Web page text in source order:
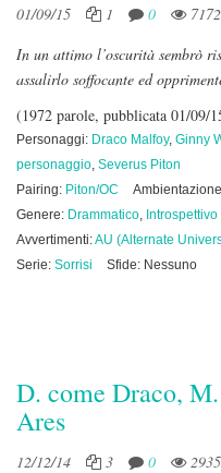
01/09/15 1 0 7172
In un attimo l’oscurità sembrò
assalirlo soffocante ed
(1972 parole, pubblicata 01/09/
Personaggi: Draco Malfoy, Ginny
personaggio, Severus Piton
Pairing: Piton/OC
Genere: Drammatico, Introspettivo
Avvertimenti:AU (Alternate
Serie: Sorrisi Sfide: Nessuno
D. come Draco,
Ares
12/12/14 3 0